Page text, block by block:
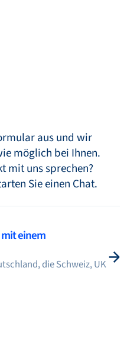
aus und wir
möglich bei Ihnen.
mit uns sprechen?
Sie einen Chat.
einem
die Schweiz, UK